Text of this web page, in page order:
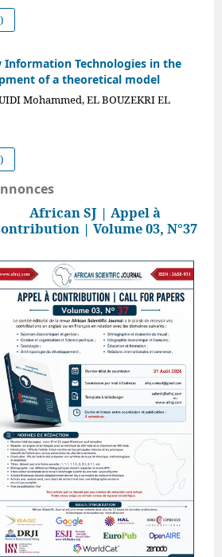
Information Technologies in the
of a theoretical model
Mohammed, EL BOUZEKRI EL
African SJ | Appel à
| Volume 03, N°37